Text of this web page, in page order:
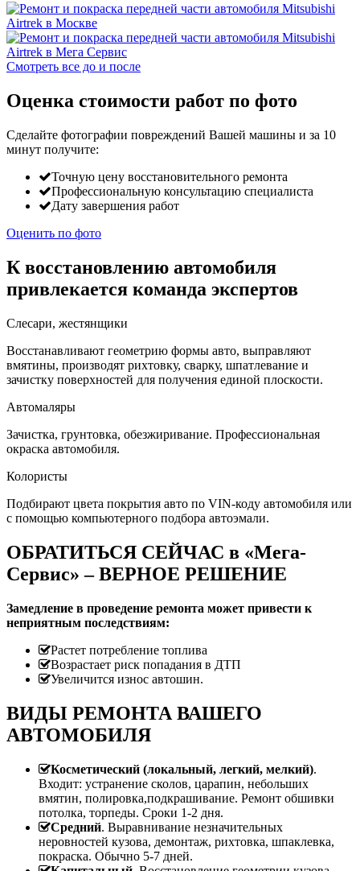
Смотреть все до и после
Оценка стоимости работ по фото
Сделайте фотографии повреждений Вашей машины и за 10
минут получите:
Точную цену восстановительного ремонта
Профессиональную консультацию специалиста
Дату завершения работ
Оценить по фото
К восстановлению автомобиля
привлекается команда экспертов
Слесари, жестянщики
Восстанавливают геометрию формы авто, выправляют
вмятины, производят рихтовку, сварку, шпатлевание и
зачистку поверхностей для получения единой плоскости.
Автомаляры
Зачистка, грунтовка, обезжиривание. Профессиональная
окраска автомобиля.
Колористы
Подбирают цвета покрытия авто по VIN-коду автомобиля или
с помощью компьютерного подбора автоэмали.
ОБРАТИТЬСЯ СЕЙЧАС в «Мега-
Сервис» – ВЕРНОЕ РЕШЕНИЕ
Замедление в проведение ремонта может привести к
неприятным последствиям:
Растет потребление топлива
Возрастает риск попадания в ДТП
Увеличится износ автошин.
ВИДЫ РЕМОНТА ВАШЕГО
АВТОМОБИЛЯ
Косметический (локальный, легкий, мелкий).
Входит: устранение сколов, царапин, небольших
вмятин, полировка,подкрашивание. Ремонт обшивки
потолка, торпеды. Сроки 1-2 дня.
Средний. Выравнивание незначительных
неровностей кузова, демонтаж, рихтовка, шпаклевка,
покраска. Обычно 5-7 дней.